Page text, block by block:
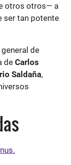
otros otros— a
ser tan potente
de
de Carlos
Saldaña,